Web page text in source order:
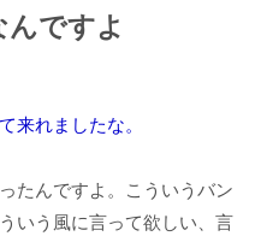
ですよ
れましたな。
たんですよ。こういうバン
いう風に言って欲しい、言